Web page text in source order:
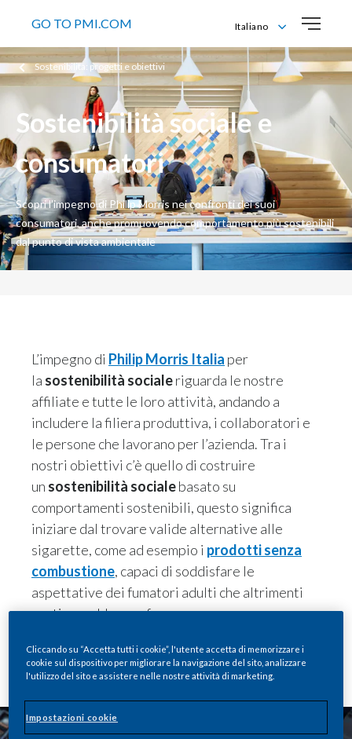
GO TO PMI.COM
Italiano
English
Italiano
Sostenibilità: progetti e obiettivi
Sostenibilità sociale e
consumatori
Scopri l'impegno di Philip Morris nei confronti dei suoi
consumatori, anche promuovendo comportamento più sostenibili
dal punto di vista ambientale
L’impegno di Philip Morris Italia per
la sostenibilità socialeriguarda le nostre
affiliate e tutte le loro attività, andando a
includere la filiera produttiva, i collaboratori e
le persone che lavorano per l’azienda. Tra i
nostri obiettivi c’è quello di costruire
un sostenibilità socialebasato su
comportamenti sostenibili, questo significa
iniziare dal trovare valide alternative alle
sigarette, come ad esempio i prodotti senza
combustione, capaci di soddisfare le
aspettative dei fumatori adulti che altrimenti
continuerebbero a fumare.
dei nostri dipendenti, dei consumatori e
dell’ambiente.
Cliccando su “Accetta tutti i cookie”, l'utente accetta di memorizzare i
cookie sul dispositivo per migliorare la navigazione del sito, analizzare
l'utilizzo del sito e assistere nelle nostre attività di marketing.
Impostazioni cookie